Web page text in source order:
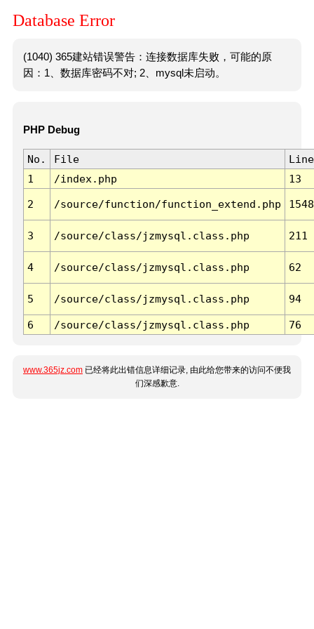
Database Error
(1040) 365建站错误警告：连接数据库失败，可能的原
因：1、数据库密码不对; 2、mysql未启动。
PHP Debug
No. File
Line
1
/index.php 13
2 /source/function/function_extend.php 1548
3 /source/class/jzmysql.class.php 211
4 /source/class/jzmysql.class.php 62
5 /source/class/jzmysql.class.php 94
6 /source/class/jzmysql.class.php 76
www.365jz.com 已经将此出错信息详细记录, 由此给您带来的访问不便我
们深感歉意.